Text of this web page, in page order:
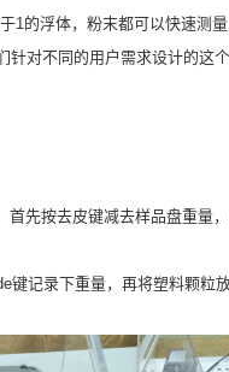
1的浮体，粉末都可以快速测
对不同的用户需求设计的这
先按去皮键减去样品盘重量
记录下重量，再将塑料颗粒